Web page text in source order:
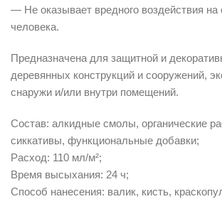
— Не оказывает вредного воздействия на
человека.
Предназначена для защитной и
деревянных конструкций и сооружений,
снаружи и/или внутри помещений.
Состав: алкидные смолы, органические
сиккативы, функциональные добавки;
Расход: 110 мл/м²;
Время высыхания: 24 ч;
Способ нанесения: валик, кисть,